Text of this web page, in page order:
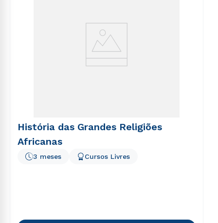
História das Grandes Religiões
Africanas
3 meses Cursos Livres